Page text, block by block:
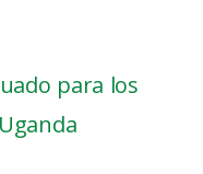
para los